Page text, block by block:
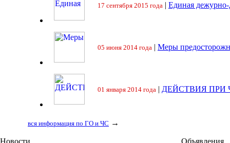
17 сентября 2015 года | Единая
05 июня 2014 года | Меры
01 января 2014 года | ДЕЙСТВИЯ ПРИ
вся информация по ГО и ЧС →
Новости Объявления